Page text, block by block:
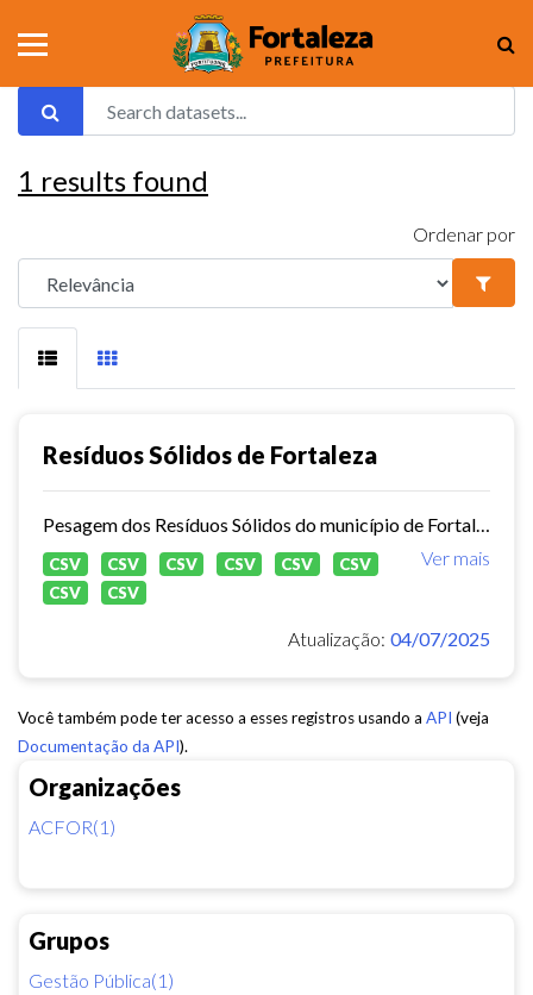
Organizações
ACFOR(1)
Grupos
Gestão Pública(1)
1 results found
Ordenar por
Resíduos Sólidos de Fortaleza
Ver mais
CSV CSV CSV CSV CSV
CSV
CSV
CSV
Atualização: 04/07/2025
Você também pode ter acesso a esses registros usando a API (veja
Documentação da API).